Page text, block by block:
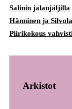
Salinin jalanjäljilla
Hänninen ja
Piirikokous
Arkistot